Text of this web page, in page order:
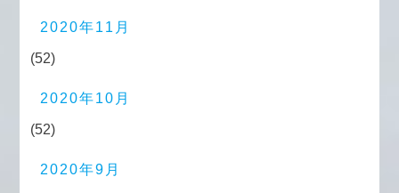
2020年11月
(52)
2020年10月
(52)
2020年9月